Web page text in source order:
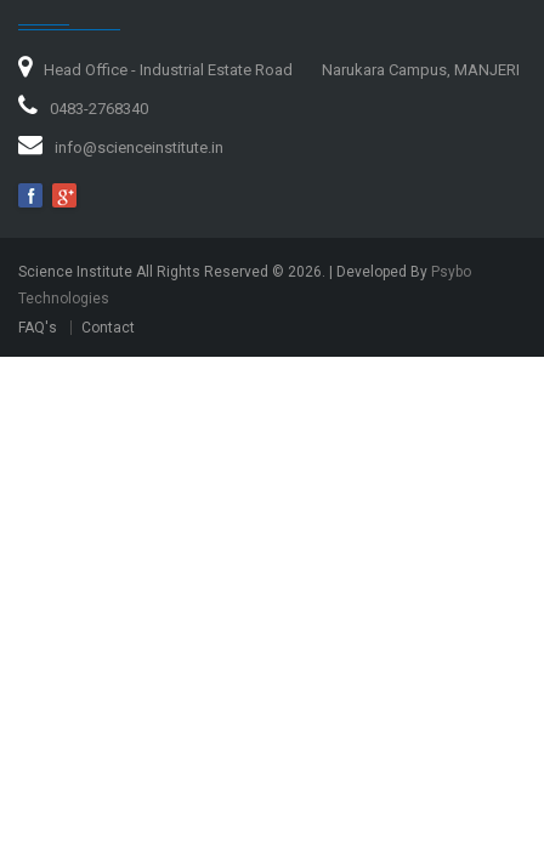
Head Office - Industrial Estate Road Narukara Campus, MANJERI
0483-2768340
info@scienceinstitute.in
Science Institute All Rights Reserved © 2026 . | Developed By Psybo
Technologies
FAQ's
Contact